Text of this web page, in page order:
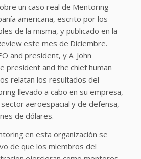
un caso real de Mentoring
americana, escrito por los
de la misma, y publicado en la
este mes de Diciembre.
and president, y A. John
president and the chief human
relatan los resultados del
llevado a cabo en su empresa,
sector aeroespacial y de defensa,
de dólares.
en esta organización se
de que los miembros del